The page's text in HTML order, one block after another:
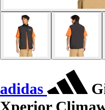
adidas